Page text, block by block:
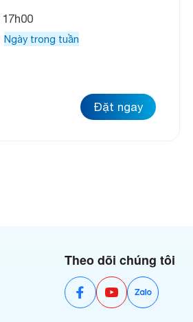
Ngày trong tuần
Đặt ngay
Theo dõi chúng tôi